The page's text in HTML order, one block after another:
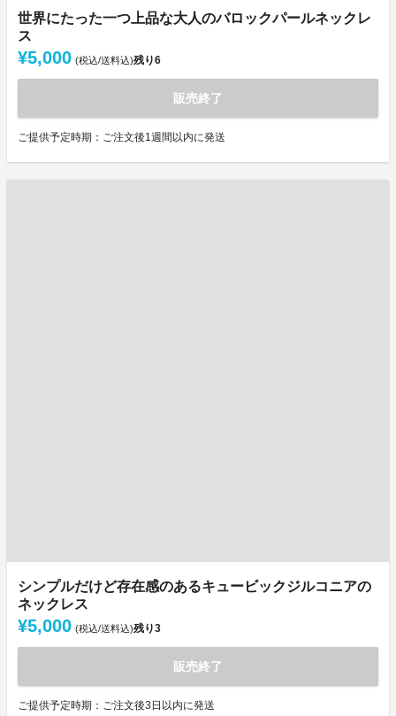
世界にたった一つ上品な大人のバロックパールネックレ
ス
¥5,000 (税込/送料込)残り6
販売終了
ご提供予定時期：ご注文後1週間以内に発送
シンプルだけど存在感のあるキュービックジルコニアの
ネックレス
¥5,000 (税込/送料込)残り3
販売終了
ご提供予定時期：ご注文後3日以内に発送